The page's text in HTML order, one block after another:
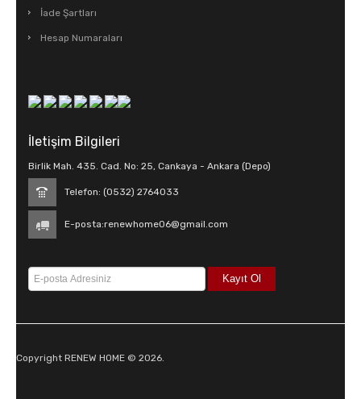
İade Şartları
Hesap Numaraları
İletişim Bilgileri
Birlik Mah. 435. Cad. No: 25, Cankaya - Ankara (Depo)
Telefon: (0532) 2764033
E-posta:renewhome06@gmail.com
Copyright RENEW HOME © 2026.